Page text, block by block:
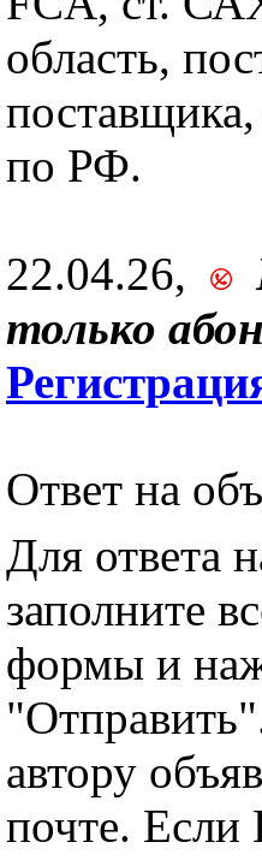
область,
по РФ.
22.04.26,
только
Ответ на
Для ответа
заполните
формы и
автору
почте. Если